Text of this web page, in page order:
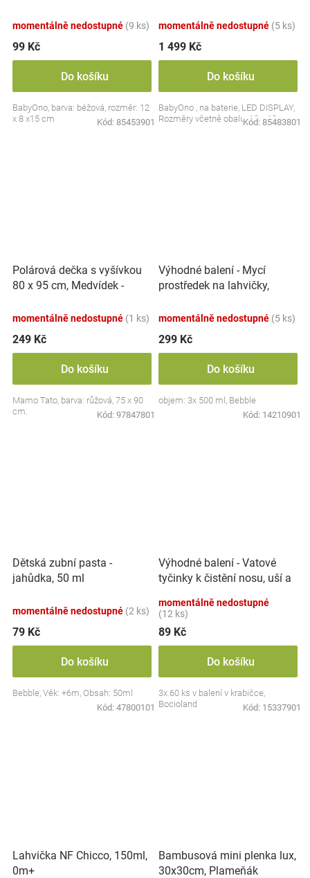
momentálně nedostupné (9 ks)
99 Kč
Do košíku
BabyOno, barva: béžová, rozměr: 12
x 8 x15 cm
Kód: 85453901
momentálně nedostupné (5 ks)
1 499 Kč
Do košíku
BabyOno , na baterie, LED DISPLAY,
Rozměry včetně obalu: 19 x 13 cm.
Kód: 85483801
Polárová dečka s vyšívkou
80 x 95 cm, Medvídek -
momentálně nedostupné (1 ks)
249 Kč
Do košíku
Mamo Tato, barva: růžová, 75 x 90
cm.
Kód: 97847801
Výhodné balení - Mycí
prostředek na lahvičky,
momentálně nedostupné (5 ks)
299 Kč
Do košíku
objem: 3x 500 ml, Bebble
Kód: 14210901
Dětská zubní pasta -
jahůdka, 50 ml
momentálně nedostupné (2 ks)
79 Kč
Do košíku
Bebble, Věk: +6m, Obsah: 50ml
Kód: 47800101
Výhodné balení - Vatové
tyčinky k čistění nosu, uší a
momentálně nedostupné
(12 ks)
89 Kč
Do košíku
3x 60 ks v balení v krabičce,
Bocioland
Kód: 15337901
Lahvička NF Chicco, 150ml,
0m+
Bambusová mini plenka lux,
30x30cm, Plameňák